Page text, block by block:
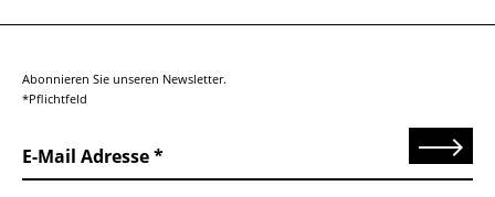
Abonnieren Sie unseren Newsletter.
*Pflichtfeld
E-Mail Adresse Senden